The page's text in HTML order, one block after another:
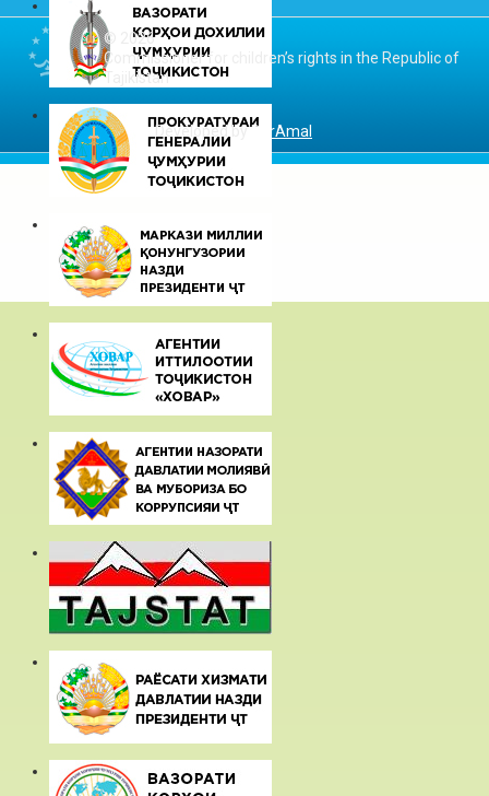
© 2026
Commissioner for children’s rights in the Republic of
Tajikistan
Developed byDarAmal